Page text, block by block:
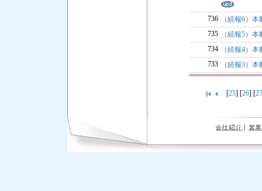
736
（続報6）
735
（続報5）
734
（続報4）
733
（続報3）
[25] [26] [27